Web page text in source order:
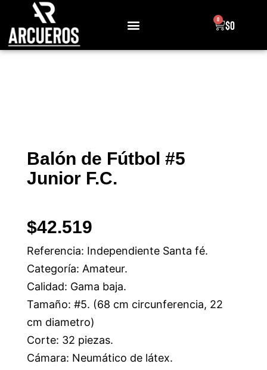
$0
0
Balón de Fútbol #5
Junior F.C.
$42.519
Referencia: Independiente Santa fé.
Categoría: Amateur.
Calidad: Gama baja.
Tamaño: #5. (68 cm circunferencia, 22
cm diametro)
Corte: 32 piezas.
Cámara: Neumático de látex.